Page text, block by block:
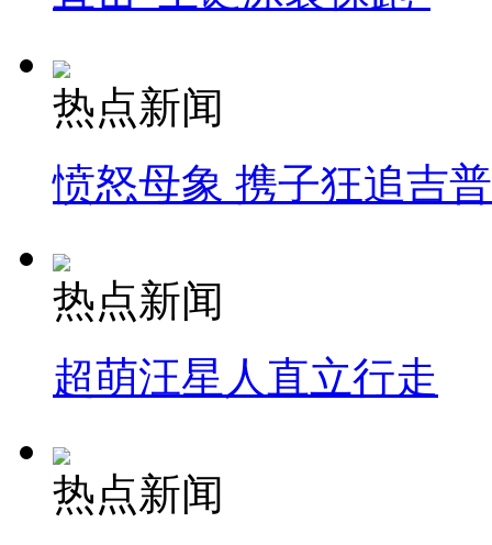
热点新闻
愤怒母象 携子狂追吉
热点新闻
超萌汪星人直立行走
热点新闻